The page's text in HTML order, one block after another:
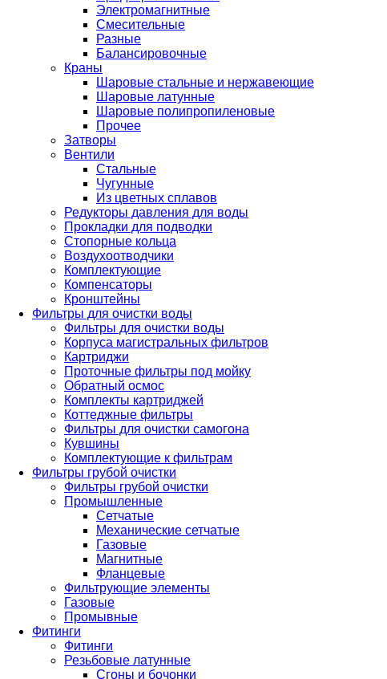
Электромагнитные
Смесительные
Разные
Балансировочные
Краны
Шаровые стальные и нержавеющие
Шаровые латунные
Шаровые полипропиленовые
Прочее
Затворы
Вентили
Стальные
Чугунные
Из цветных сплавов
Редукторы давления для воды
Прокладки для подводки
Стопорные кольца
Воздухоотводчики
Комплектующие
Компенсаторы
Кронштейны
Фильтры для очистки воды
Фильтры для очистки воды
Корпуса магистральных фильтров
Картриджи
Проточные фильтры под мойку
Обратный осмос
Комплекты картриджей
Коттеджные фильтры
Фильтры для очистки самогона
Кувшины
Комплектующие к фильтрам
Фильтры грубой очистки
Фильтры грубой очистки
Промышленные
Сетчатые
Механические сетчатые
Газовые
Магнитные
Фланцевые
Фильтрующие элементы
Газовые
Промывные
Фитинги
Фитинги
Резьбовые латунные
Сгоны и бочонки